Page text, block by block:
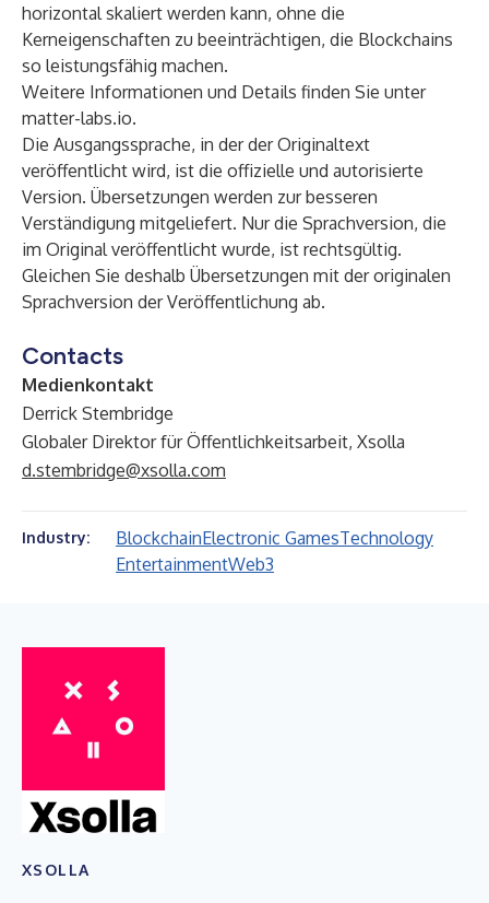
horizontal skaliert werden kann, ohne die
Kerneigenschaften zu beeinträchtigen, die Blockchains
so leistungsfähig machen.
Weitere Informationen und Details finden Sie unter
matter-labs.io.
Die Ausgangssprache, in der der Originaltext
veröffentlicht wird, ist die offizielle und autorisierte
Version. Übersetzungen werden zur besseren
Verständigung mitgeliefert. Nur die Sprachversion, die
im Original veröffentlicht wurde, ist rechtsgültig.
Gleichen Sie deshalb Übersetzungen mit der originalen
Sprachversion der Veröffentlichung ab.
Contacts
Medienkontakt
Derrick Stembridge
Globaler Direktor für Öffentlichkeitsarbeit, Xsolla
d.stembridge@xsolla.com
Industry: BlockchainElectronic GamesTechnology
EntertainmentWeb3
XSOLLA